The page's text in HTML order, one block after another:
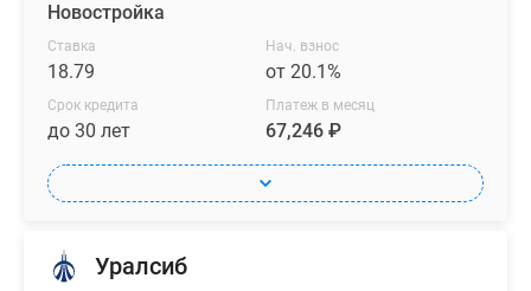
Новостройка
Ставка
18.79
Нач. взнос
от 20.1%
Срок кредита
до 30 лет
Платеж в месяц
67,246 ₽
Уралсиб